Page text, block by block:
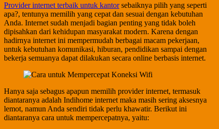
Provider internet terbaik untuk kantorsebaiknya pilih yang seperti
apa?, tentunya memilih yang cepat dan sesuai dengan kebutuhan
Anda. Internet sudah menjadi bagian penting yang tidak boleh
dipisahkan dari kehidupan masyarakat modern. Karena dengan
hadirnya internet ini mempermudah berbagai macam pekerjaan,
untuk kebutuhan komunikasi, hiburan, pendidikan sampai dengan
bekerja semuanya dapat dilakukan secara online berbasis internet.
Hanya saja sebagus apapun memilih provider internet, termasuk
diantaranya adalah Indihome internet maka masih sering aksesnya
lemot, namun Anda sendiri tidak perlu khawatir. Berikut ini
diantaranya cara untuk mempercepatnya, yaitu: